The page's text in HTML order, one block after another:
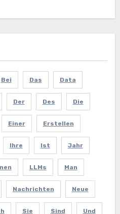
Bei Das Data
Der Des Die
Einer Erstellen
Ihre Ist Jahr
LLMs Man
Nachrichten Neue
Sie Sind Und